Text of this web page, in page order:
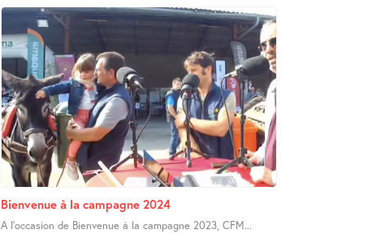
Bienvenue à la campagne 2024
A l’occasion de Bienvenue à la campagne 2023, CFM...